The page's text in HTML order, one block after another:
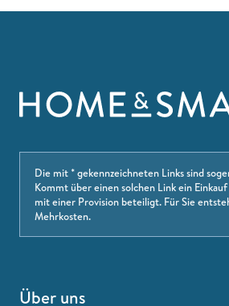
Die mit * gekennzeichneten Links sind
Kommt über einen solchen Link ein
mit einer Provision beteiligt. Für Sie
Mehrkosten.
Über uns